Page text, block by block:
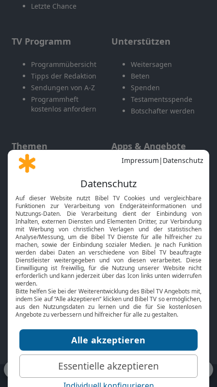
Letzte Chance
TV Programm
Programmübersicht
Tipps der Redaktion
Sendungen von A-Z
Programmheft
kostenlos anfordern
Unterstützen
Weitersagen
Beten
Spenden
Testamentsspende
Botschafter werden
Themen
Gott und Bibel erklärt
Neuigkeiten
Apps & Angebote
Mobile App
Smart TV
HbbTV
Bibelthek Online-Bibel
Nächster Gottesdienst
Bibel TV
Über uns
Jobs
Mediadaten
Service
Kontakt
TV-Empfang
bibeltv.de: Impressum
Datenschutz